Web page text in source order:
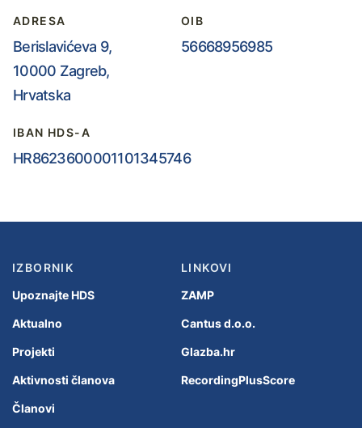
ADRESA
Berislavićeva 9,
10000 Zagreb,
Hrvatska
OIB
56668956985
IBAN HDS-A
HR8623600001101345746
IZBORNIK
Upoznajte HDS
Aktualno
Projekti
Aktivnosti članova
Članovi
LINKOVI
ZAMP
Cantus d.o.o.
Glazba.hr
RecordingPlusScore